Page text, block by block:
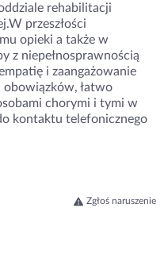
rehabilitacji
przeszłości
opieki a także w
z niepełnosprawnością
i zaangażowanie
łatwo
chorymi i tymi w
kontaktu telefonicznego
Zgłoś naruszenie